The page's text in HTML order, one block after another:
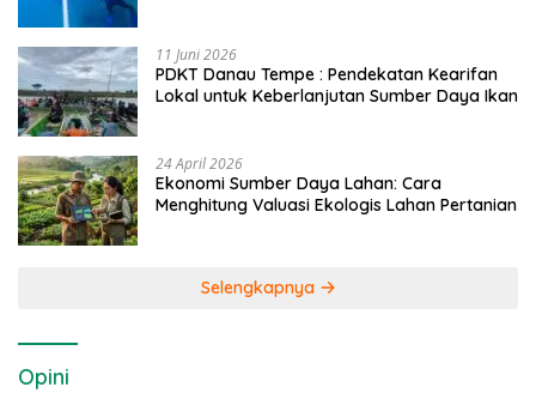
11 Juni 2026
PDKT Danau Tempe : Pendekatan Kearifan
Lokal untuk Keberlanjutan Sumber Daya Ikan
24 April 2026
Ekonomi Sumber Daya Lahan: Cara
Menghitung Valuasi Ekologis Lahan Pertanian
Selengkapnya
Opini